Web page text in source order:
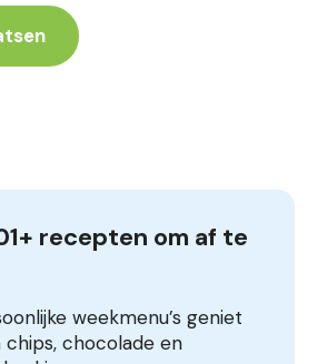
recepten om af te
weekmenu’s geniet
chips, chocolade en